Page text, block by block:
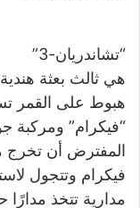
“تشاندريان-3”
هي ثالث بعثة
هبوط على القمر
“فيكرام” ومركبة
المفترض أن
فيكرام وتتجول
مدارية تتخذ مدارًا